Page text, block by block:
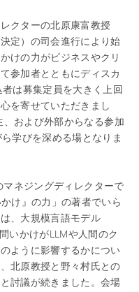
クターの北原康富教授
定）の司会進行により始
けの力がビジネスやクリ
参加者とともにディスカ
は募集定員を大きく上回
を寄せていただきまし
および外部からなる参加
学びを深める場となりま
ネジングディレクターで
け』の力」の著者でいら
、大規模言語モデル
いかけがLLMや人間のク
ように影響するかについ
北原教授と野々村氏との
討議が続きました。会場